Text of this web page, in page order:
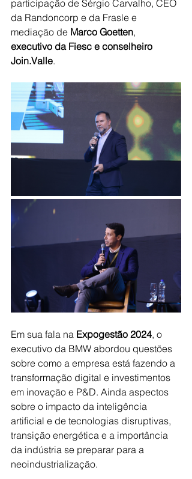
participação de Sérgio Carvalho, CEO
da Randoncorp e da Frasle e
mediação de Marco Goetten,
executivo da Fiesc e conselheiro
Join.Valle.
Em sua fala na Expogestão 2024, o
executivo da BMW abordou questões
sobre como a empresa está fazendo a
transformação digital e investimentos
em inovação e P&D. Ainda aspectos
sobre o impacto da inteligência
artificial e de tecnologias disruptivas,
transição energética e a importância
da indústria se preparar para a
neoindustrialização.